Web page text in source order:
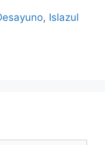
, Islazul